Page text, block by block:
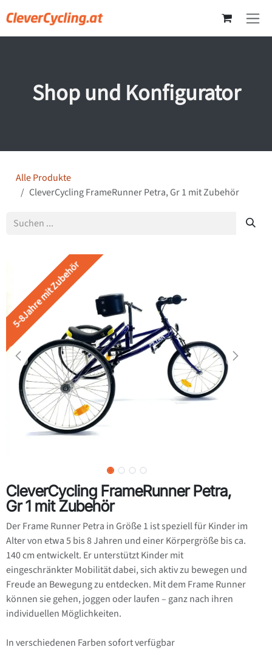
Shop und Konfigurator
Alle Produkte
CleverCycling FrameRunner Petra, Gr 1 mit Zubehör
5-8Jahre mit Zubehör
CleverCycling FrameRunner Petra,
Gr 1 mit Zubehör
Der Frame Runner Petra in Größe 1 ist speziell für Kinder im
Alter von etwa 5 bis 8 Jahren und einer Körpergröße bis ca.
140 cm entwickelt. Er unterstützt Kinder mit
eingeschränkter Mobilität dabei, sich aktiv zu bewegen und
Freude an Bewegung zu entdecken. Mit dem Frame Runner
können sie gehen, joggen oder laufen – ganz nach ihren
individuellen Möglichkeiten.
In verschiedenen Farben sofort verfügbar